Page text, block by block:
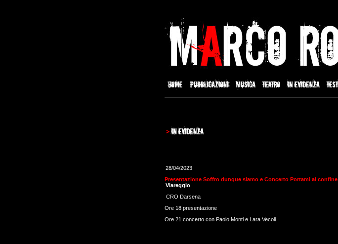
28/04/2023
Presentazione Soffro dunque siamo e Concerto Portami al confine
Viareggio
CRO Darsena
Ore 18 presentazione
Ore 21 concerto con Paolo Monti e Lara Vecoli